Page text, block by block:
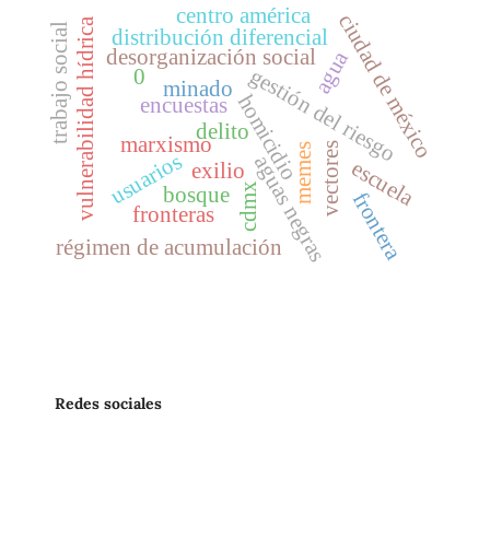
marxismo homicidio
gestión del riesgo
aguas negras
usuarios
encuestas
memes
ciudad de méxico
desorganización social
distribución diferencial
cdmx
delito
vulnerabilidad hídrica minado
bosque
agua
trabajo social
vectores
régimen de acumulación
escuela
frontera
exilio
fronteras
centro américa
0
Redes sociales